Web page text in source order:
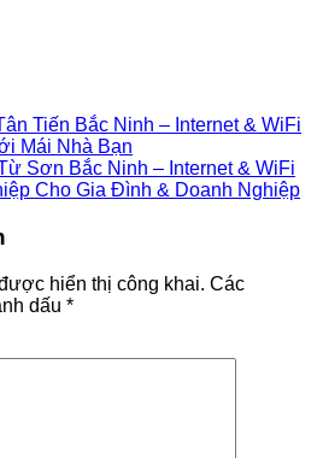
Tiến Bắc Ninh – Internet & WiFi
Mái Nhà Bạn
Sơn Bắc Ninh – Internet & WiFi
Cho Gia Đình & Doanh Nghiệp
hiển thị công khai. Các
dấu *